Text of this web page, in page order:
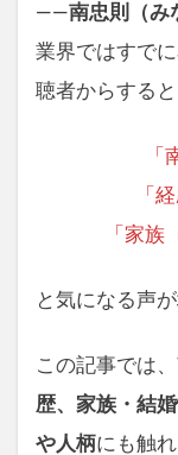
――南忠則（み
業界ではすで
聴者からする
「
「
「家族
と気になる声
この記事では
歴、家族・結
や人柄にも触